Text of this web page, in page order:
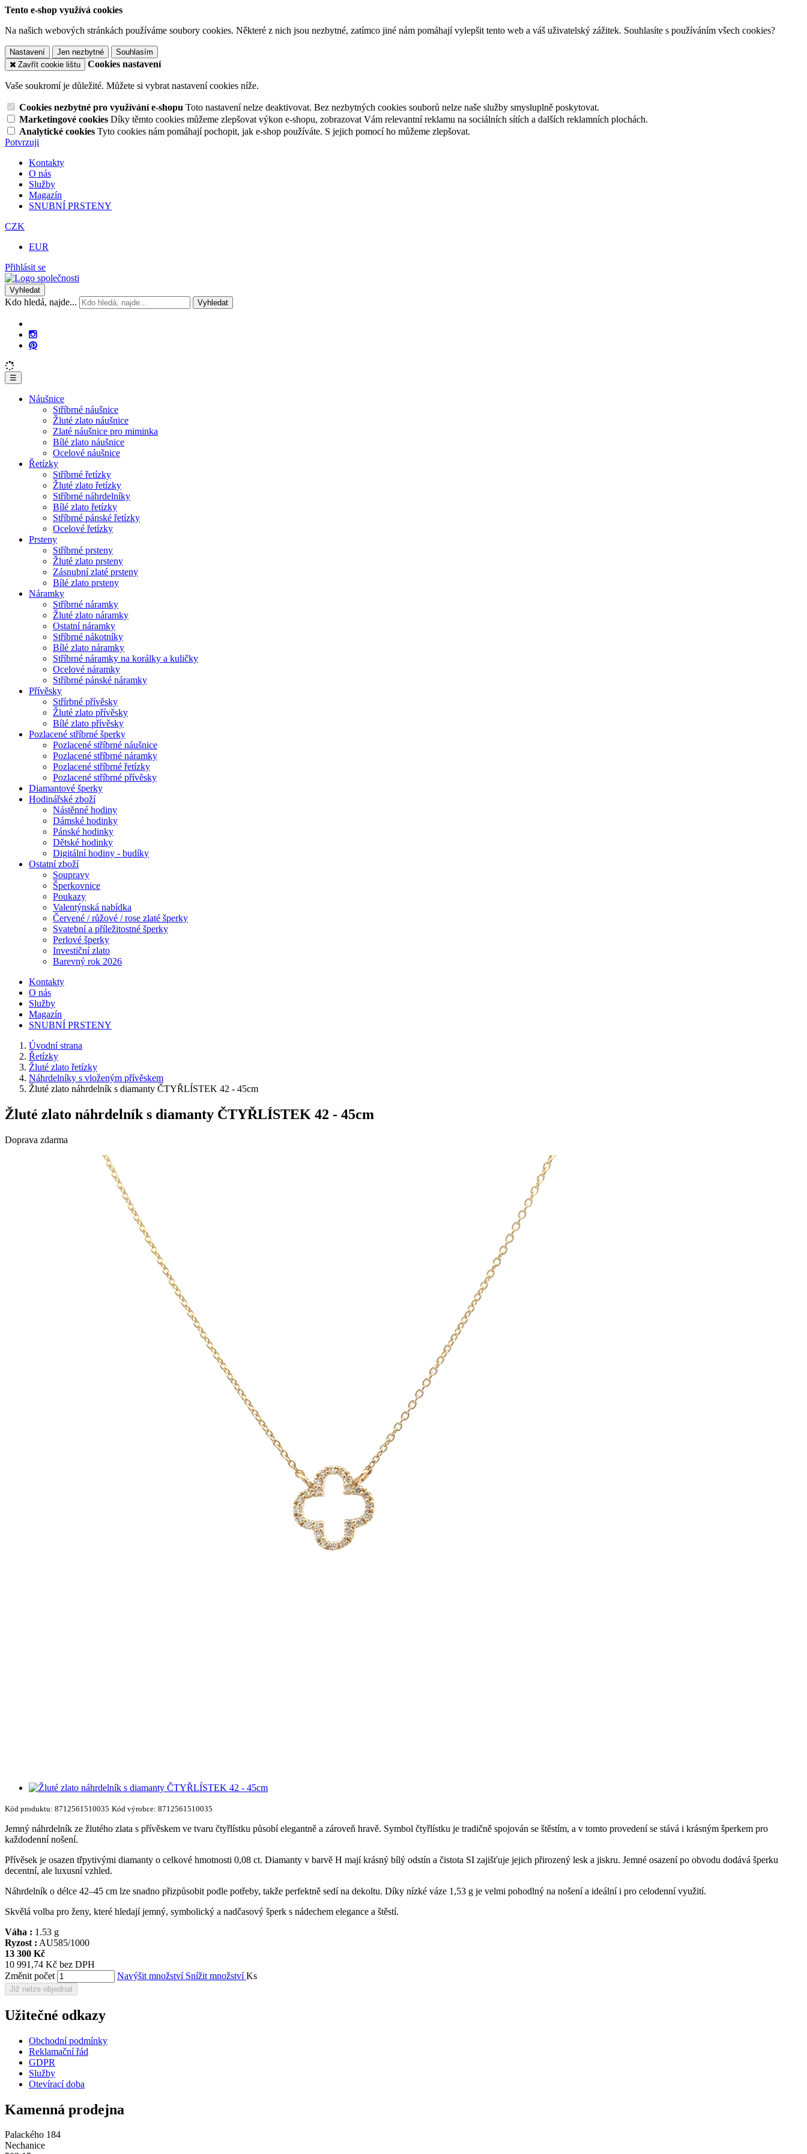
Tento e-shop využívá cookies
Na našich webových stránkách používáme soubory cookies. Některé z nich jsou nezbytné, zatímco jiné nám pomáhají vylepšit tento web a váš uživatelský zážitek. Souhlasíte s používáním všech cookies?
Nastavení Jen nezbytné
Souhlasím
Zavřít cookie lištu
Cookies nastavení
Vaše soukromí je důležité. Můžete si vybrat nastavení cookies níže.
Cookies nezbytné pro využívání e-shopu Toto nastavení nelze deaktivovat. Bez nezbytných cookies souborů nelze naše služby smysluplně poskytovat.
Marketingové cookies Díky těmto cookies můžeme zlepšovat výkon e-shopu, zobrazovat Vám relevantní reklamu na sociálních sítích a dalších reklamních plochách.
Analytické cookies Tyto cookies nám pomáhají pochopit, jak e-shop používáte. S jejich pomocí ho můžeme zlepšovat.
Potvrzuji
Kontakty
O nás
Služby
Magazín
SNUBNÍ PRSTENY
CZK
EUR
Přihlásit se
Vyhledat
Kdo hledá, najde... Vyhledat
☰
Náušnice
Stříbrné náušnice
Žluté zlato náušnice
Zlaté náušnice pro miminka
Bílé zlato náušnice
Ocelové náušnice
Řetízky
Stříbrné řetízky
Žluté zlato řetízky
Stříbrné náhrdelníky
Bílé zlato řetízky
Stříbrné pánské řetízky
Ocelové řetízky
Prsteny
Stříbrné prsteny
Žluté zlato prsteny
Zásnubní zlaté prsteny
Bílé zlato prsteny
Náramky
Stříbrné náramky
Žluté zlato náramky
Ostatní náramky
Stříbrné nákotníky
Bílé zlato náramky
Stříbrné náramky na korálky a kuličky
Ocelové náramky
Stříbrné pánské náramky
Přívěsky
Střírbné přívěsky
Žluté zlato přívěsky
Bílé zlato přívěsky
Pozlacené stříbrné šperky
Pozlacené stříbrné náušnice
Pozlacené stříbrné náramky
Pozlacené stříbrné řetízky
Pozlacené stříbrné přívěsky
Diamantové šperky
Hodinářské zboží
Nástěnné hodiny
Dámské hodinky
Pánské hodinky
Dětské hodinky
Digitální hodiny - budíky
Ostatní zboží
Soupravy
Šperkovnice
Poukazy
Valentýnská nabídka
Červené / růžové / rose zlaté šperky
Svatební a příležitostné šperky
Perlové šperky
Investiční zlato
Barevný rok 2026
Kontakty
O nás
Služby
Magazín
SNUBNÍ PRSTENY
Úvodní strana
Řetízky
Žluté zlato řetízky
Náhrdelníky s vloženým přívěskem
Žluté zlato náhrdelník s diamanty ČTYŘLÍSTEK 42 - 45cm
Žluté zlato náhrdelník s diamanty ČTYŘLÍSTEK 42 - 45cm
Doprava zdarma
Kód produktu: 8712561510035 Kód výrobce: 8712561510035
Jemný náhrdelník ze žlutého zlata s přívěskem ve tvaru čtyřlístku působí elegantně a zároveň hravě. Symbol čtyřlístku je tradičně spojován se štěstím, a v tomto provedení se stává i krásným šperkem pro
každodenní nošení.
Přívěsek je osazen třpytivými diamanty o celkové hmotnosti 0,08 ct. Diamanty v barvě H mají krásný bílý odstín a čistota SI zajišťuje jejich přirozený lesk a jiskru. Jemné osazení po obvodu dodává šperku
decentní, ale luxusní vzhled.
Náhrdelník o délce 42–45 cm lze snadno přizpůsobit podle potřeby, takže perfektně sedí na dekoltu. Díky nízké váze 1,53 g je velmi pohodlný na nošení a ideální i pro celodenní využití.
Skvělá volba pro ženy, které hledají jemný, symbolický a nadčasový šperk s nádechem elegance a štěstí.
Váha : 1.53 g
Ryzost : AU585/1000
13 300 Kč
10 991,74 Kč bez DPH
Změnit počet
Navýšit množství Snížit množstvíKs
Již nelze objednat
Užitečné odkazy
Obchodní podmínky
Reklamační řád
GDPR
Služby
Otevírací doba
Kamenná prodejna
Palackého 184
Nechanice